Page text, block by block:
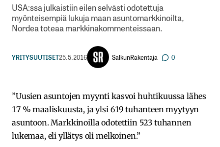
USA:ssa julkaistiin eilen selvästi odotettuja
myönteisempiä lukuja maan asuntomarkkinoilta,
Nordea toteaa markkinakommenteissaan.
YRITYSUUTISET25.5.2016 SalkunRakentaja 0
”Uusien asuntojen myynti kasvoi huhtikuussa lähes
17 % maaliskuusta, ja ylsi 619 tuhanteen myytyyn
asuntoon. Markkinoilla odotettiin 523 tuhannen
lukemaa, eli yllätys oli melkoinen.”